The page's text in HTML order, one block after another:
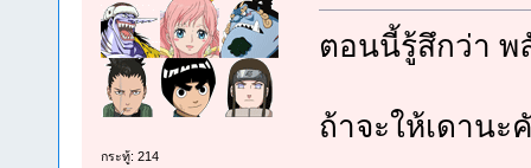
กระทู้: 214
ตอนนี้รู้สึกว่า พ
ถ้าจะให้เดานะ